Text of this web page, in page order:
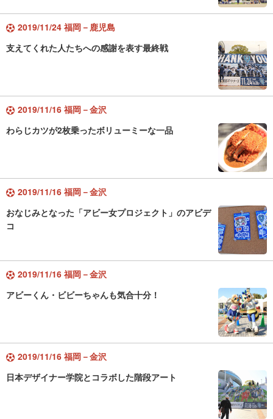
2019/11/24 福岡－鹿児島
支えてくれた人たちへの感謝を表す最終戦
2019/11/16 福岡－金沢
わらじカツが2枚乗ったボリューミーな一品
2019/11/16 福岡－金沢
おなじみとなった「アビー女プロジェクト」のアビデ
コ
2019/11/16 福岡－金沢
アビーくん・ビビーちゃんも気合十分！
2019/11/16 福岡－金沢
日本デザイナー学院とコラボした階段アート